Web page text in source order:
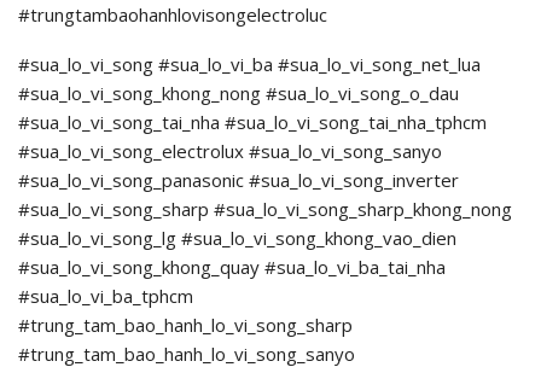
#trungtambaohanhlovisongelectroluc
#sua_lo_vi_song #sua_lo_vi_ba #sua_lo_vi_song_net_lua
#sua_lo_vi_song_khong_nong #sua_lo_vi_song_o_dau
#sua_lo_vi_song_tai_nha #sua_lo_vi_song_tai_nha_tphcm
#sua_lo_vi_song_electrolux #sua_lo_vi_song_sanyo
#sua_lo_vi_song_panasonic #sua_lo_vi_song_inverter
#sua_lo_vi_song_sharp #sua_lo_vi_song_sharp_khong_nong
#sua_lo_vi_song_lg #sua_lo_vi_song_khong_vao_dien
#sua_lo_vi_song_khong_quay #sua_lo_vi_ba_tai_nha
#sua_lo_vi_ba_tphcm
#trung_tam_bao_hanh_lo_vi_song_sharp
#trung_tam_bao_hanh_lo_vi_song_sanyo